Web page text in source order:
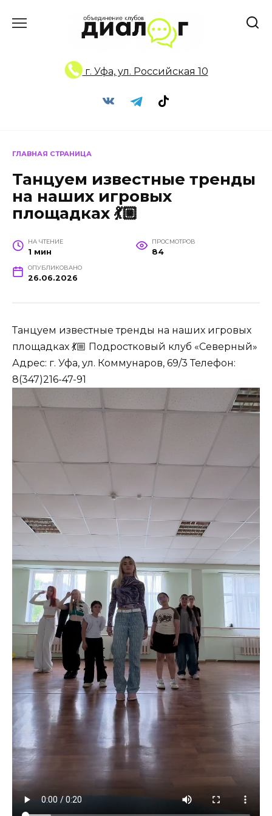
г. Уфа, ул. Российская 10
ГЛАВНАЯ СТРАНИЦА
Танцуем известные тренды
на наших игровых
площадках 💃🏼
НА ЧТЕНИЕ
1 мин
ПРОСМОТРОВ
84
ОПУБЛИКОВАНО
26.06.2026
Танцуем известные тренды на наших игровых
площадках 💃🏼 Подростковый клуб «Северный»
Адрес: г. Уфа, ул. Коммунаров, 69/3 Телефон:
8(347)216-47-91